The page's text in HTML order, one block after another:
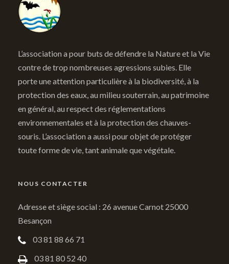
L’association a pour buts de défendre la Nature et la Vie
contre de trop nombreuses agressions subies. Elle
porte une attention particulière à la biodiversité, à la
protection des eaux, au milieu souterrain, au patrimoine
en général, au respect des réglementations
environnementales et à la protection des chauves-
souris. L’association a aussi pour objet de protéger
toute forme de vie, tant animale que végétale.
NOUS CONTACTER
Adresse et siège social : 26 avenue Carnot 25000
Besançon
03 81 88 66 71
03 81 80 52 40